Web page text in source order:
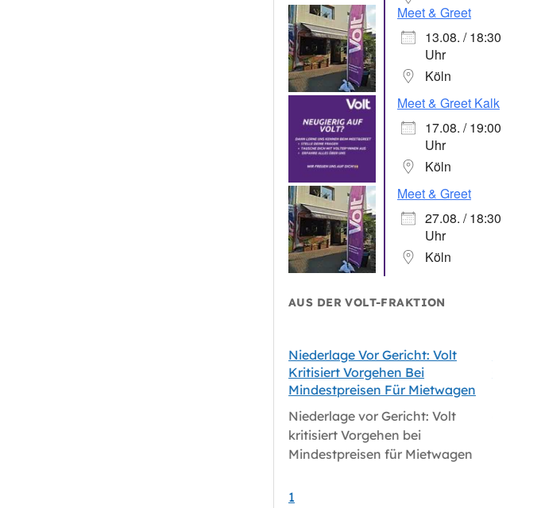
Meet & Greet
13.08. / 18:30
Uhr
Köln
Meet & Greet Kalk
17.08. / 19:00
Uhr
Köln
Meet & Greet
27.08. / 18:30
Uhr
Köln
AUS DER VOLT-FRAKTION
Niederlage Vor Gericht: Volt
Kritisiert Vorgehen Bei
Mindestpreisen Für Mietwagen
Niederlage vor Gericht: Volt
kritisiert Vorgehen bei
Mindestpreisen für Mietwagen
1